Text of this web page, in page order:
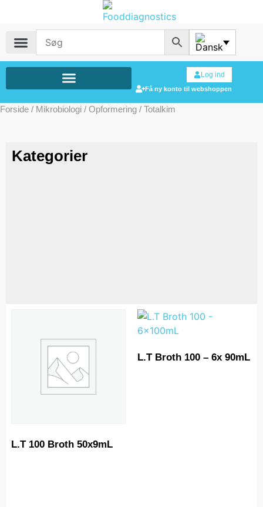
Log ind
Få ny konto til webshoppen
Forside / Mikrobiologi / Opformering / Totalkim
Kategorier
L.T 100 Broth 50x9mL
L.T Broth 100 – 6x 90mL